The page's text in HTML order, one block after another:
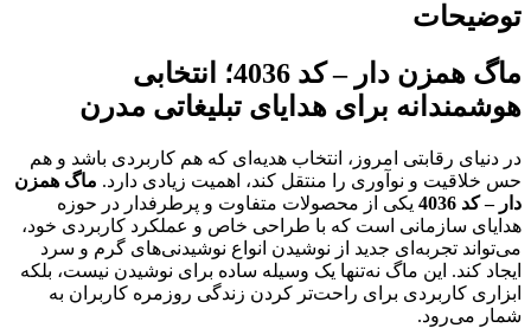
توضیحات
ماگ همزن دار – کد 4036؛ انتخابی
هوشمندانه برای هدایای تبلیغاتی مدرن
در دنیای رقابتی امروز، انتخاب هدیه‌ای که هم کاربردی باشد و هم
حس خلاقیت و نوآوری را منتقل کند، اهمیت زیادی دارد. ماگ همزن
دار – کد 4036
یکی از محصولات متفاوت و پرطرفدار در حوزه
هدایای سازمانی است که با طراحی خاص و عملکرد کاربردی خود،
می‌تواند تجربه‌ای جدید از نوشیدن انواع نوشیدنی‌های گرم و سرد
ایجاد کند. این ماگ نه‌تنها یک وسیله ساده برای نوشیدن نیست، بلکه
ابزاری کاربردی برای راحت‌تر کردن زندگی روزمره کاربران به
شمار می‌رود.